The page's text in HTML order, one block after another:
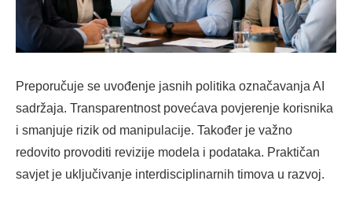
Preporučuje se uvođenje jasnih politika označavanja AI
sadržaja. Transparentnost povećava povjerenje korisnika
i smanjuje rizik od manipulacije. Također je važno
redovito provoditi revizije modela i podataka. Praktičan
savjet je uključivanje interdisciplinarnih timova u razvoj.